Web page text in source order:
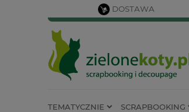
DOSTAWA
TEMATYCZNIE SCRAPBOOKING